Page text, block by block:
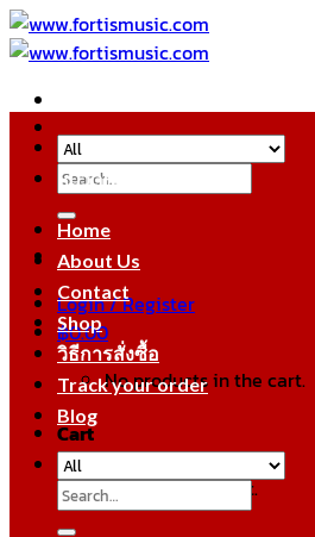
Skip
to
Search
for:
Login / Register
฿0.00
No products in the cart.
Cart
No products in the cart.
หมวดหมู่สินค้า
Home
About Us
Contact
Shop
วิธีการสั่งซื้อ
Track your order
Blog
Search
for: